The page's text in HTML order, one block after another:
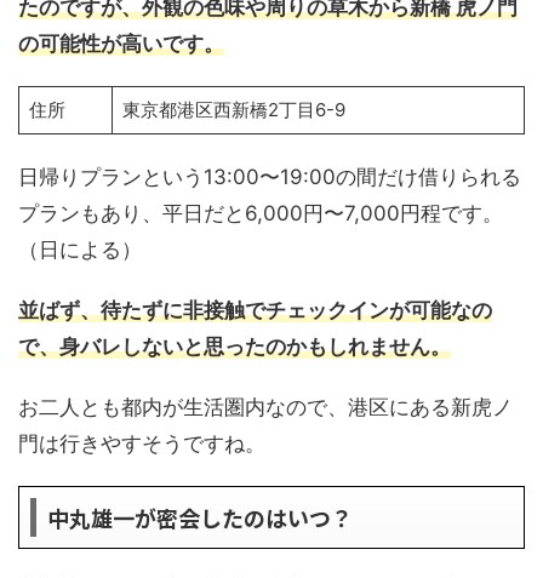
たのですが、外観の色味や周りの草木から新橋 虎ノ門
の可能性が高いです。
住所 東京都港区西新橋2丁目6-9
日帰りプランという13:00〜19:00の間だけ借りられる
プランもあり、平日だと6,000円〜7,000円程です。
（日による）
並ばず、待たずに非接触でチェックインが可能なの
で、身バレしないと思ったのかもしれません。
お二人とも都内が生活圏内なので、港区にある新虎ノ
門は行きやすそうですね。
中丸雄一が密会したのはいつ？